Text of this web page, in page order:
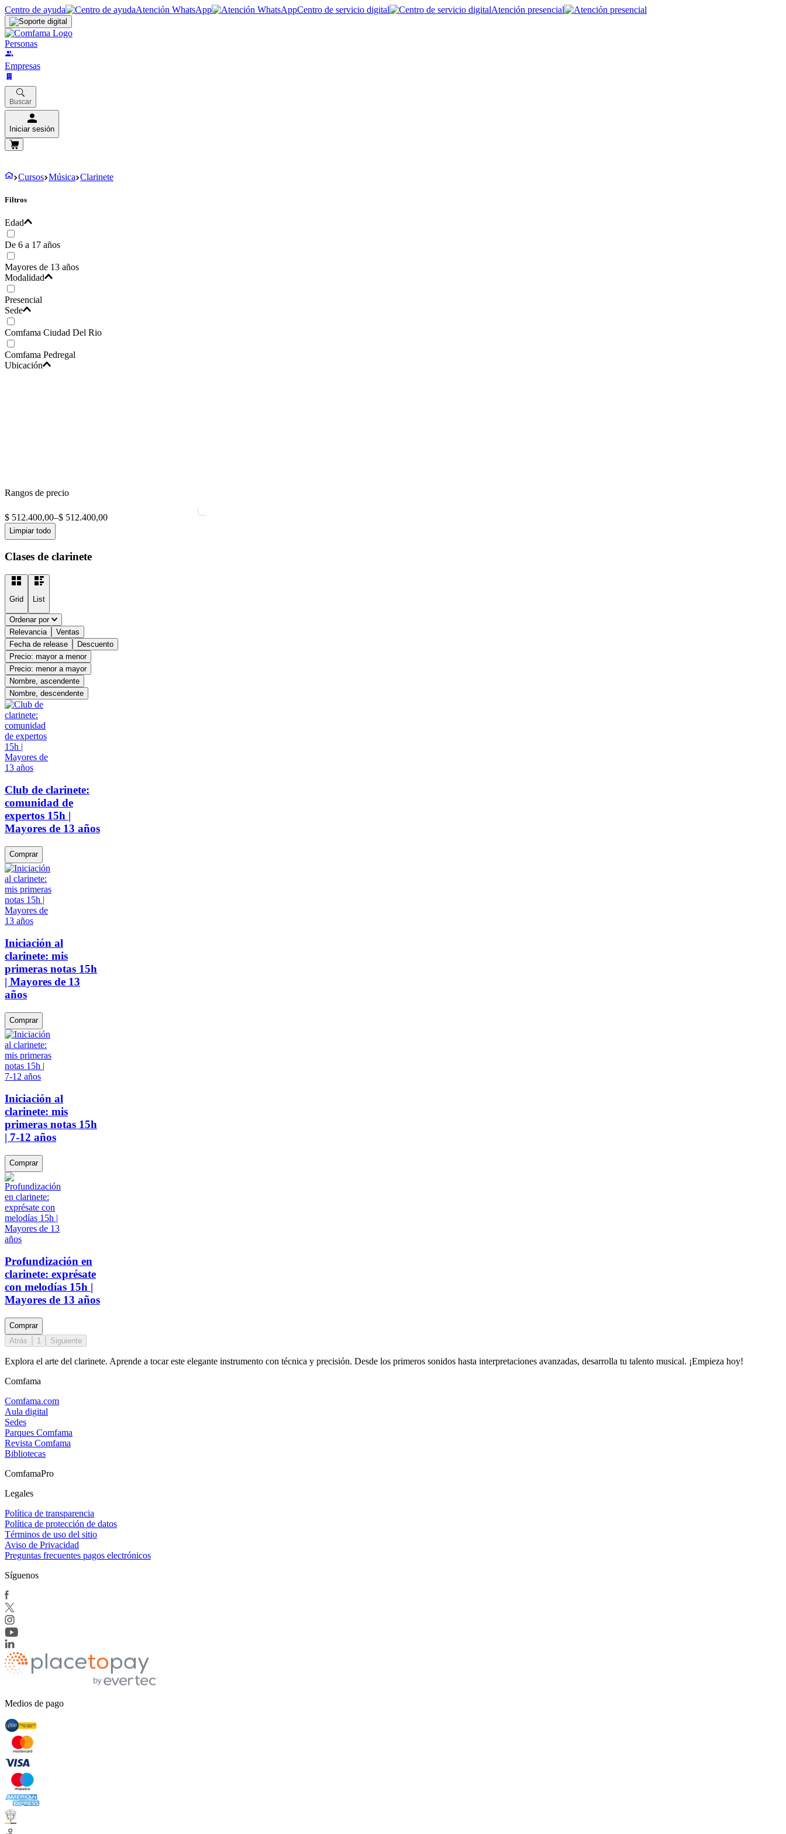
Centro de ayuda Atención WhatsApp Centro de servicio digital Atención presencial
Personas
Empresas
Buscar
Iniciar sesión
Cursos Música Clarinete
Filtros
Edad
De 6 a 17 años
Mayores de 13 años
Modalidad
Presencial
Sede
Comfama Ciudad Del Rio
Comfama Pedregal
Ubicación
Rangos de precio
$ 512.400,00–$ 512.400,00
Limpiar todo
Clases de clarinete
Grid List
Ordenar por
Relevancia
Ventas
Fecha de release
Descuento
Precio: mayor a menor
Precio: menor a mayor
Nombre, ascendente
Nombre, descendente
Club de clarinete:
comunidad de
expertos 15h |
Mayores de 13 años
Comprar
Iniciación al
clarinete: mis
primeras notas 15h
| Mayores de 13
años
Comprar
Iniciación al
clarinete: mis
primeras notas 15h
| 7-12 años
Comprar
Profundización en
clarinete: exprésate
con melodías 15h |
Mayores de 13 años
Comprar
Atrás
1 Siguiente
Explora el arte del clarinete. Aprende a tocar este elegante instrumento con técnica y precisión. Desde los primeros sonidos hasta interpretaciones avanzadas, desarrolla tu talento musical. ¡Empieza hoy!
Comfama
Comfama.com
Aula digital
Sedes
Parques Comfama
Revista Comfama
Bibliotecas
ComfamaPro
Legales
Política de transparencia
Política de protección de datos
Términos de uso del sitio
Aviso de Privacidad
Preguntas frecuentes pagos electrónicos
Síguenos
Medios de pago